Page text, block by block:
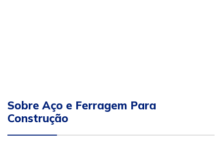
Sobre Aço e Ferragem Para
Construção